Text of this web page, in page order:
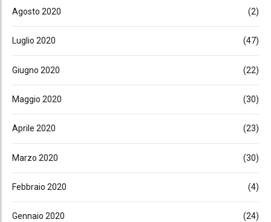
Agosto 2020 (2)
Luglio 2020 (47)
Giugno 2020 (22)
Maggio 2020 (30)
Aprile 2020 (23)
Marzo 2020 (30)
Febbraio 2020 (4)
Gennaio 2020 (24)